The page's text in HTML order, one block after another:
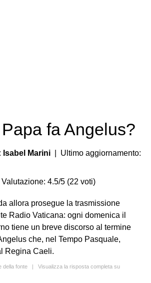
fa Angelus?
Isabel Marini | Ultimo aggiornamento:
Valutazione: 4.5/5 (22 voti)
allora prosegue la trasmissione
Radio Vaticana: ogni domenica il
tiene un breve discorso al termine
che, nel Tempo Pasquale,
Regina Caeli.
della fonte | Visualizza la risposta completa su